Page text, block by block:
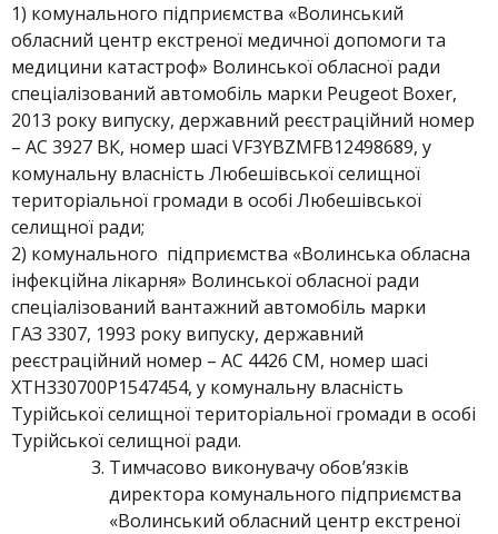
1) комунального підприємства «Волинський
обласний центр екстреної медичної допомоги та
медицини катастроф» Волинської обласної ради
спеціалізований автомобіль марки Peugeot Boxer,
2013 року випуску, державний реєстраційний номер
– АС 3927 ВК, номер шасі VF3YBZMFB12498689, у
комунальну власність Любешівської селищної
територіальної громади в особі Любешівської
селищної ради;
2) комунального підприємства «Волинська обласна
інфекційна лікарня» Волинської обласної ради
спеціалізований вантажний автомобіль марки
ГАЗ 3307, 1993 року випуску, державний
реєстраційний номер – АС 4426 СМ, номер шасі
ХТН330700Р1547454, у комунальну власність
Турійської селищної територіальної громади в особі
Турійської селищної ради.
Тимчасово виконувачу обов’язків
директора комунального підприємства
«Волинський обласний центр екстреної